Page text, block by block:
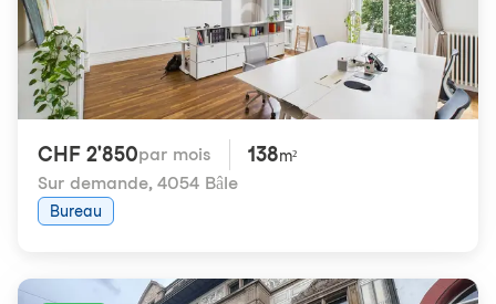
CHF 2'850par mois 138m²
Sur demande, 4054 Bâle
Bureau